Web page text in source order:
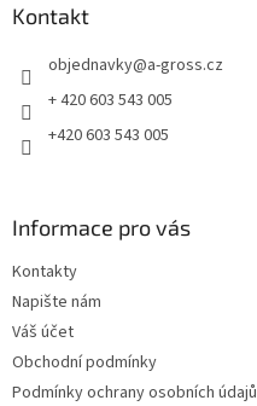
Kontakt
objednavky@a-gross.cz
+ 420 603 543 005
+420 603 543 005
Informace pro vás
Kontakty
Napište nám
Váš účet
Obchodní podmínky
Podmínky ochrany osobních údajů